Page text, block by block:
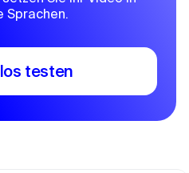
Sprachen.
testen